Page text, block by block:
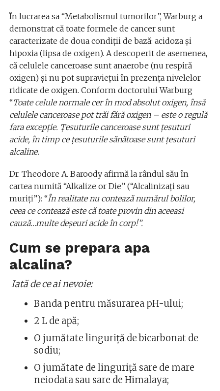
În lucrarea sa “Metabolismul tumorilor”, Warburg a
demonstrat că toate formele de cancer sunt
caracterizate de doua condiţii de bază: acidoza şi
hipoxia (lipsa de oxigen). A descoperit de asemenea,
că celulele canceroase sunt anaerobe (nu respiră
oxigen) şi nu pot supravieţui în prezenţa nivelelor
ridicate de oxigen. Conform doctorului Warburg
“Toate celule normale cer în mod absolut oxigen, însă
celulele canceroase pot trăi fără oxigen – este o regulă
fara excepţie. Ţesuturile canceroase sunt ţesuturi
acide, în timp ce ţesuturile sănătoase sunt ţesuturi
alcaline.
Dr. Theodore A. Baroody afirmă la rândul său în
cartea numită “Alkalize or Die” (“Alcalinizaţi sau
muriţi”): “În realitate nu contează numărul bolilor,
ceea ce contează este că toate provin din aceeasi
cauză…multe deşeuri acide în corp!”.
Cum se prepara apa
alcalina?
Iată de ce ai nevoie:
Banda pentru măsurarea pH-ului;
2 L de apă;
O jumătate linguriță de bicarbonat de
sodiu;
O jumătate de linguriță sare de mare
neiodata sau sare de Himalaya;